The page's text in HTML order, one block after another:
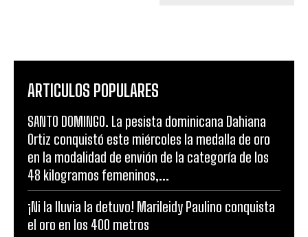
ARTICULOS POPULARES
SANTO DOMINGO. La pesista dominicana Dahiana
Ortiz conquistó este miércoles la medalla de oro
en la modalidad de envión de la categoría de los
48 kilogramos femeninos,...
¡Ni la lluvia la detuvo! Marileidy Paulino conquista
el oro en los 400 metros